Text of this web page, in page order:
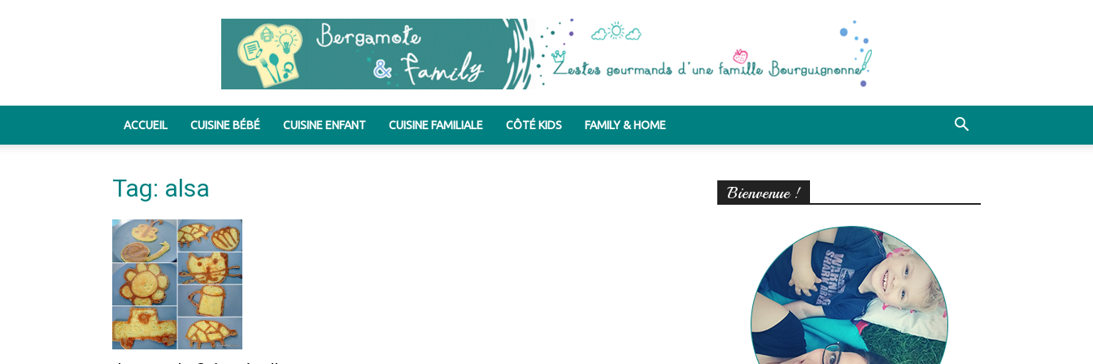
ACCUEIL CUISINE BÉBÉ CUISINE ENFANT CUISINE FAMILIALE CÔTÉ KIDS FAMILY & HOME
Tag: alsa Bienvenue !